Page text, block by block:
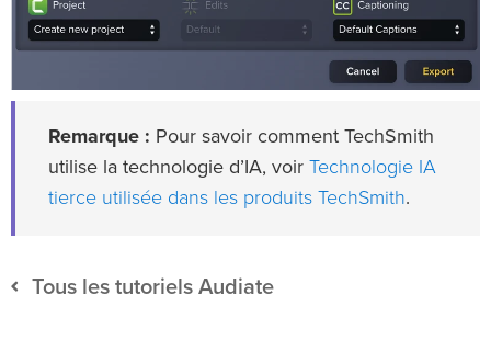
Remarque : Pour savoir comment TechSmith
utilise la technologie d’IA, voir Technologie IA
tierce utilisée dans les produits TechSmith.
Tous les tutoriels Audiate